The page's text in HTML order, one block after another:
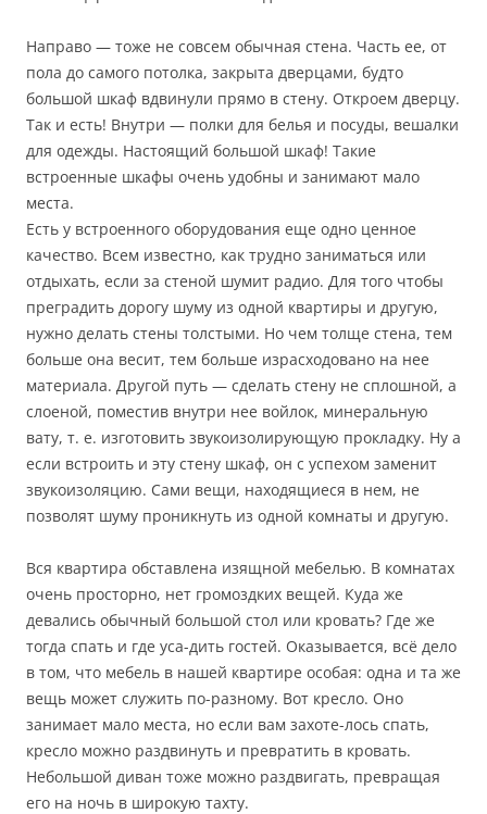
Направо — тоже не совсем обычная стена. Часть ее, от
пола до самого потолка, закрыта дверцами, будто
большой шкаф вдвинули прямо в стену. Откроем дверцу.
Так и есть! Внутри — полки для белья и посуды, вешалки
для одежды. Настоящий большой шкаф! Такие
встроенные шкафы очень удобны и занимают мало
места.
Есть у встроенного оборудования еще одно ценное
качество. Всем известно, как трудно заниматься или
отдыхать, если за стеной шумит радио. Для того чтобы
преградить дорогу шуму из одной квартиры и другую,
нужно делать стены толстыми. Но чем толще стена, тем
больше она весит, тем больше израсходовано на нее
материала. Другой путь — сделать стену не сплошной, а
слоеной, поместив внутри нее войлок, минеральную
вату, т. е. изготовить звукоизолирующую прокладку. Ну а
если встроить и эту стену шкаф, он с успехом заменит
звукоизоляцию. Сами вещи, находящиеся в нем, не
позволят шуму проникнуть из одной комнаты и другую.
Вся квартира обставлена изящной мебелью. В комнатах
очень просторно, нет громоздких вещей. Куда же
девались обычный большой стол или кровать? Где же
тогда спать и где уса-дить гостей. Оказывается, всё дело
в том, что мебель в нашей квартире особая: одна и та же
вещь может служить по-разному. Вот кресло. Оно
занимает мало места, но если вам захоте-лось спать,
кресло можно раздвинуть и превратить в кровать.
Небольшой диван тоже можно раздвигать, превращая
его на ночь в широкую тахту.